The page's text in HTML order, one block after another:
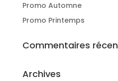
Promo Automne
Promo Printemps
Commentaires
Archives